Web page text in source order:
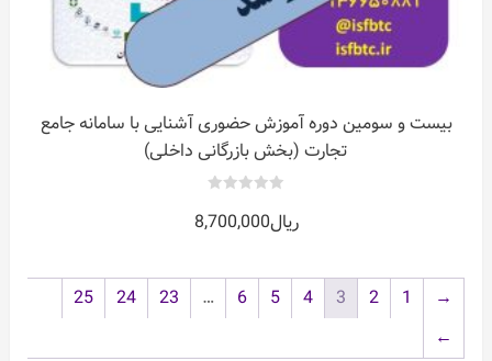
بیست و سومین دوره آموزش حضوری آشنایی با سامانه جامع
تجارت (بخش بازرگانی داخلی)
out
of
ریال8,700,000
→
1
2
3
4
5
6
…
23
24
25
←